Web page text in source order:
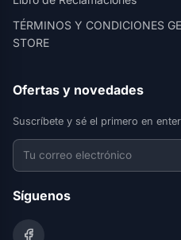
TÉRMINOS Y CONDICIONES
STORE
Ofertas y novedades
Suscríbete y sé el primero en
Síguenos